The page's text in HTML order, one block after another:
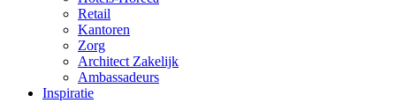
Retail
Kantoren
Zorg
Architect Zakelijk
Ambassadeurs
Inspiratie